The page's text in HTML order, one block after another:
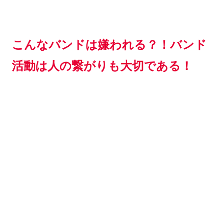
こんなバンドは嫌われる？！バンド
活動は人の繋がりも大切である！